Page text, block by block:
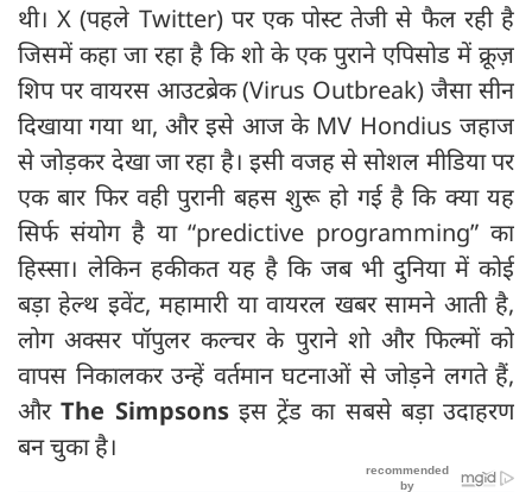
थी। X (पहले Twitter) पर एक पोस्ट तेजी से फैल रही है
जिसमें कहा जा रहा है कि शो के एक पुराने एपिसोड में क्रूज़
शिप पर वायरस आउटब्रेक (Virus Outbreak) जैसा सीन
दिखाया गया था, और इसे आज के MV Hondius जहाज
से जोड़कर देखा जा रहा है। इसी वजह से सोशल मीडिया पर
एक बार फिर वही पुरानी बहस शुरू हो गई है कि क्या यह
सिर्फ संयोग है या “predictive programming” का
हिस्सा। लेकिन हकीकत यह है कि जब भी दुनिया में कोई
बड़ा हेल्थ इवेंट, महामारी या वायरल खबर सामने आती है,
लोग अक्सर पॉपुलर कल्चर के पुराने शो और फिल्मों को
वापस निकालकर उन्हें वर्तमान घटनाओं से जोड़ने लगते हैं,
औरThe Simpsonsइस ट्रेंड का सबसे बड़ा उदाहरण
बन चुका है।